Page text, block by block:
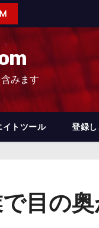
みます
イトツール 登録し
目の